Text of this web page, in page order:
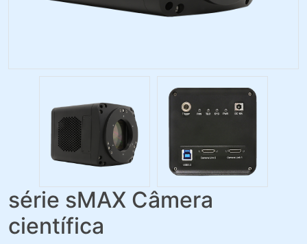
série sMAX Câmera
científica